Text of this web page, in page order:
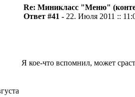
Re: Миникласс "Меню"
Ответ #41 - 22. Июля 2011 ::
Я кое-что вспомнил, может